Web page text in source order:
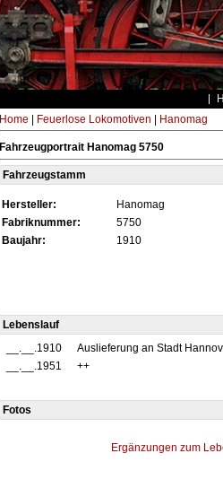
Home Feuerlose Lokomotiven Hanomag
Fahrzeugportrait Hanomag 5750
Fahrzeugstamm
Hersteller:
Hanomag
Fabriknummer:
5750
Baujahr:
1910
Lebenslauf
__.__.1910
Auslieferung an Stadt
__.__.1951
++
Fotos
Ergänzungen zum